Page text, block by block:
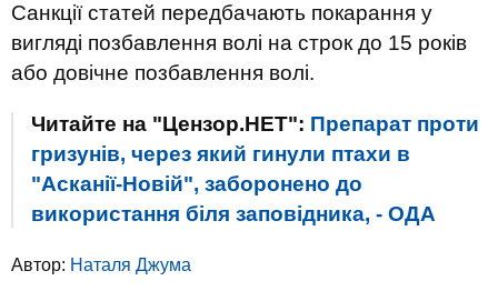
Санкції статей передбачають покарання у
вигляді позбавлення волі на строк до 15 років
або довічне позбавлення волі.
Читайте на "Цензор.НЕТ": Препарат проти
гризунів, через який гинули птахи в
"Асканії-Новій", заборонено до
використання біля заповідника, - ОДА
Автор: Наталя Джума